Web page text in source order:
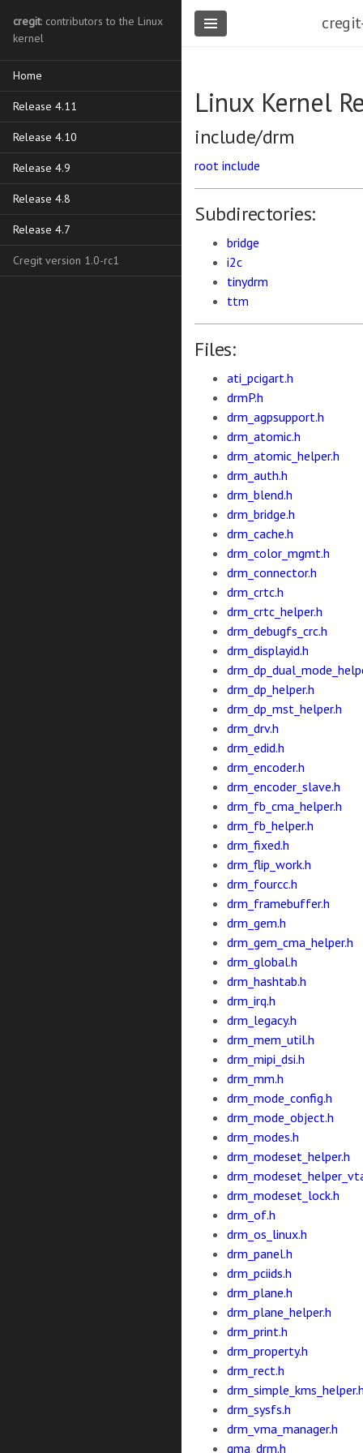
cregit: contributors to the Linux
kernel
Home
Release 4.11
Release 4.10
Release 4.9
Release 4.8
Release 4.7
Cregit version 1.0-rc1
Linux Kernel
include/drm
root include
Subdirectories:
bridge
i2c
tinydrm
ttm
Files:
ati_pcigart.h
drmP.h
drm_agpsupport.h
drm_atomic.h
drm_atomic_helper.h
drm_auth.h
drm_blend.h
drm_bridge.h
drm_cache.h
drm_color_mgmt.h
drm_connector.h
drm_crtc.h
drm_crtc_helper.h
drm_debugfs_crc.h
drm_displayid.h
drm_dp_helper.h
drm_dp_mst_helper.h
drm_drv.h
drm_edid.h
drm_encoder.h
drm_encoder_slave.h
drm_fb_cma_helper.h
drm_fb_helper.h
drm_fixed.h
drm_flip_work.h
drm_fourcc.h
drm_framebuffer.h
drm_gem.h
drm_gem_cma_helper.h
drm_global.h
drm_hashtab.h
drm_irq.h
drm_legacy.h
drm_mem_util.h
drm_mipi_dsi.h
drm_mm.h
drm_mode_config.h
drm_mode_object.h
drm_modes.h
drm_modeset_helper.h
drm_modeset_lock.h
drm_of.h
drm_os_linux.h
drm_panel.h
drm_pciids.h
drm_plane.h
drm_plane_helper.h
drm_print.h
drm_property.h
drm_rect.h
drm_sysfs.h
drm_vma_manager.h
gma_drm.h